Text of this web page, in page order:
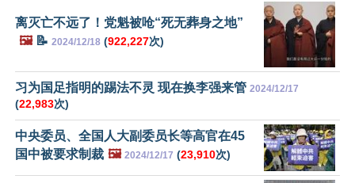
离灭亡不远了！党魁被呛“死无葬身之地”
🖼️📝 2024/12/18 (922,227次)
习为国足指明的踢法不灵 现在换李强来管 2024/12/17
(22,983次)
中央委员、全国人大副委员长等高官在45
国中被要求制裁 🖼️ 2024/12/17 (23,910次)